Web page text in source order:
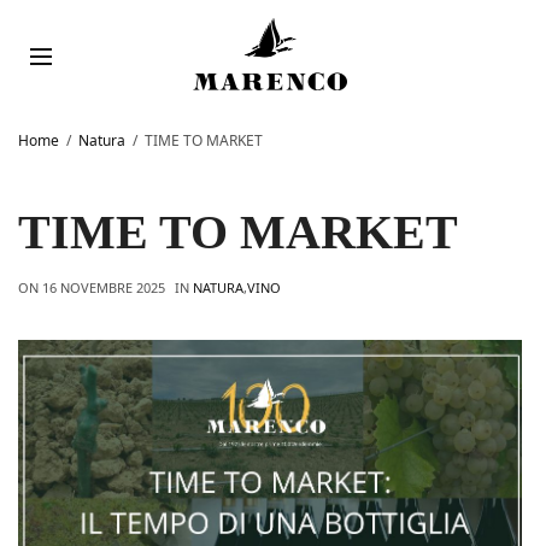
Home Natura TIME TO MARKET
TIME TO MARKET
ON 16 NOVEMBRE 2025 IN NATURA,VINO